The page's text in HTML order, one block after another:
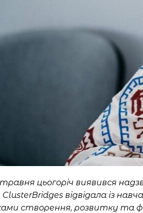
травня цьогоріч виявився
відвідала із
створення, розвитку та